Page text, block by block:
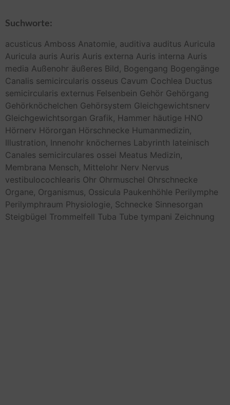
Suchworte:
acusticus Amboss Anatomie, auditiva auditus Auricula
Auricula auris Auris Auris externa Auris interna Auris
media Außenohr äußeres Bild, Bogengang Bogengänge
Canalis semicircularis osseus Cavum Cochlea Ductus
semicircularis externus Felsenbein Gehör Gehörgang
Gehörknöchelchen Gehörsystem Gleichgewichtsnerv
Gleichgewichtsorgan Grafik, Hammer häutige HNO
Hörnerv Hörorgan Hörschnecke Humanmedizin,
Illustration, Innenohr knöchernes Labyrinth lateinisch
Canales semicirculares ossei Meatus Medizin,
Membrana Mensch, Mittelohr Nerv Nervus
vestibulocochlearis Ohr Ohrmuschel Ohrschnecke
Organe, Organismus, Ossicula Paukenhöhle Perilymphe
Perilymphraum Physiologie, Schnecke Sinnesorgan
Steigbügel Trommelfell Tuba Tube tympani Zeichnung